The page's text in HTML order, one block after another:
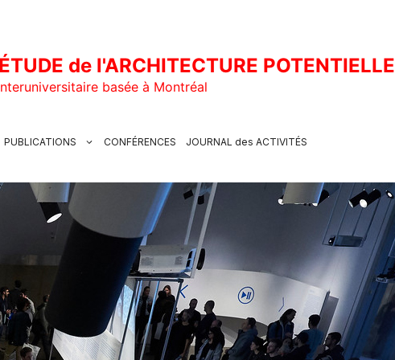
de l'ARCHITECTURE POTENTIELLE
basée à Montréal
PUBLICATIONS CONFÉRENCES JOURNAL des ACTIVITÉS